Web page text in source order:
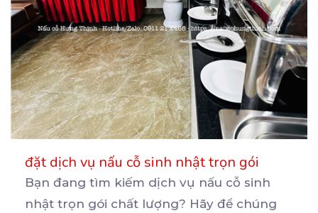
đặt dịch vụ nấu cỗ sinh nhật trọn gói
Bạn đang tìm kiếm dịch vụ nấu cỗ sinh
nhật trọn gói chất lượng? Hãy để chúng